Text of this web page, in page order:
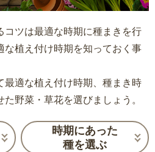
コツは最適な時期に種まきを行
な植え付け時期を知っておく事
最適な植え付け時期、種まき時
野菜・草花を選びましょう。
時期にあった
種を選ぶ